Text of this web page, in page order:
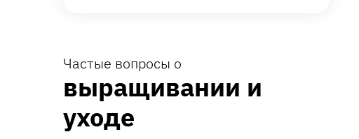
Частые вопросы о
выращивании и
уходе